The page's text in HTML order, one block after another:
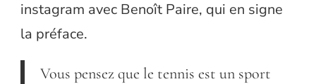
instagram avec Benoît Paire, qui en signe
la préface.
Vous pensez que le tennis est un sport